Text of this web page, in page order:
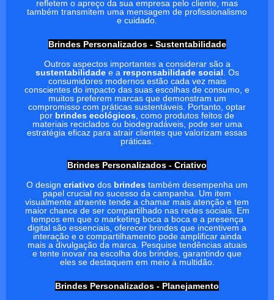
refletem o apreço da sua empresa pelo cliente, mas
também transmitem uma mensagem de profissionalismo
e cuidado.
Brindes Personalizados - Sustentabilidade
Outros aspectos importantes a considerar são a
sustentabilidadee a responsabilidade social. Os
consumidores modernos estão cada vez mais
conscientes do impacto das suas escolhas de consumo, e
muitos preferem marcas que demonstram um
compromisso com práticas sustentáveis. Portanto, optar
por brindes ecológicos, como produtos feitos de
materiais reciclados ou biodegradáveis, pode ser uma
estratégia eficaz para atrair clientes que valorizam essas
práticas.
Brindes Personalizados - Criativo
O design criativo dos brindes também desempenha um
papel crucial no sucesso da campanha. Um item
visualmente atraente tende a chamar mais atenção e tem
maior chance de ser compartilhado nas redes sociais. Em
tempos em que o marketing boca a boca e a presença
digital são essenciais, oferecer brindes que incentivem a
interação e o compartilhamento pode amplificar ainda
mais a divulgação da marca. Pesquise tendências atuais
e tente inovar na escolha dos brindes, garantindo que
eles se destaquem em meio à multidão.
Brindes Personalizados - Planejamento